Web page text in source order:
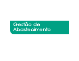
Gestão de
Abastecimento